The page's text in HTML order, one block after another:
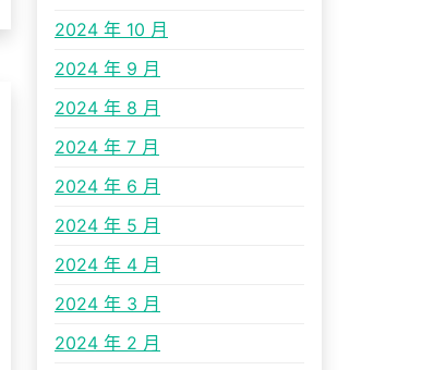
2024 年 10 月
2024 年 9 月
2024 年 8 月
2024 年 7 月
2024 年 6 月
2024 年 5 月
2024 年 4 月
2024 年 3 月
2024 年 2 月